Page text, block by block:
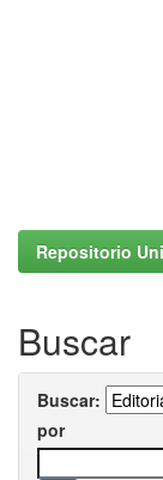
Repositorio
Buscar
Buscar:
por